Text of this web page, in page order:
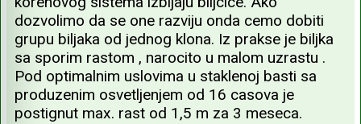
dozvolimo da se one razviju onda cemo dobiti
grupu biljaka od jednog klona. Iz prakse je biljka
sa sporim rastom , narocito u malom uzrastu .
Pod optimalnim uslovima u staklenoj basti sa
produzenim osvetljenjem od 16 casova je
postignut max. rast od 1,5 m za 3 meseca.